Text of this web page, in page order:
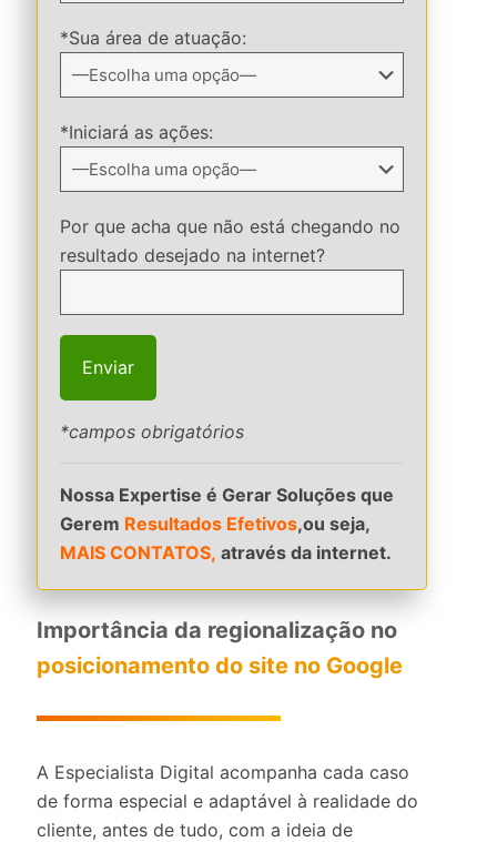
*Sua área de atuação:
*Iniciará as ações:
Por que acha que não está chegando no
resultado desejado na internet?
*campos obrigatórios
Nossa Expertise é Gerar Soluções que
Gerem Resultados Efetivos,ou seja,
MAIS CONTATOS, através da internet.
Importância da regionalização no
posicionamento do site no Google
A Especialista Digital acompanha cada caso
de forma especial e adaptável à realidade do
cliente, antes de tudo, com a ideia de